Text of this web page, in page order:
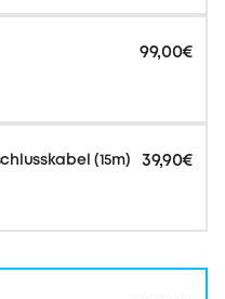
99,00€
(15m) 39,90€